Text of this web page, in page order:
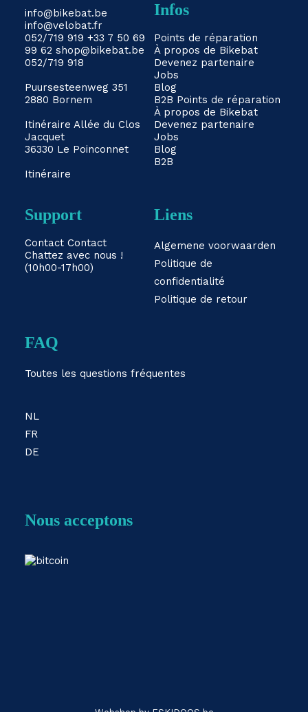
info@bikebat.be
info@velobat.fr
052/719 919 +33 7 50 69
99 62 shop@bikebat.be
052/719 918
Puursesteenweg 351
2880 Bornem
Itinéraire Allée du Clos
Jacquet
36330 Le Poinconnet
Itinéraire
Infos
Points de réparation
À propos de Bikebat
Devenez partenaire
Jobs
Blog
B2B Points de réparation
À propos de Bikebat
Devenez partenaire
Jobs
Blog
B2B
Support
Contact Contact
Chattez avec nous !
(10h00-17h00)
Liens
Algemene voorwaarden
Politique de
confidentialité
Politique de retour
FAQ
Toutes les questions fréquentes
NL
FR
DE
Nous acceptons